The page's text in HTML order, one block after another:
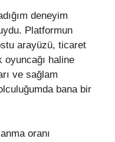
deneyim
Platformun
arayüzü, ticaret
oyuncağı haline
ve sağlam
bana bir
oranı